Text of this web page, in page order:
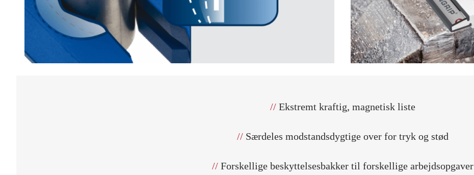
//Ekstremt kraftig, magnetisk liste
// Særdeles modstandsdygtige over for tryk og stød
//Forskellige beskyttelsesbakker til forskellige arbejdsopgaver